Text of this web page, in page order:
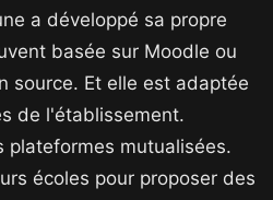
a développé sa propre
basée sur Moodle ou
source. Et elle est adaptée
de l'établissement.
plateformes mutualisées.
écoles pour proposer des